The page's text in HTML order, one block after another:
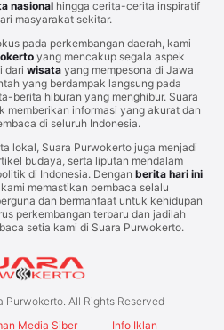
nasionalhingga cerita-cerita inspiratif
masyarakat sekitar.
pada perkembangan daerah, kami
yang mencakup segala aspek
dari wisata yang mempesona di Jawa
yang berdampak langsung pada
berita hiburan yang menghibur. Suara
memberikan informasi yang akurat dan
di seluruh Indonesia.
lokal, Suara Purwokerto juga menjadi
budaya, serta liputan mendalam
di Indonesia. Dengan berita hari ini
memastikan pembaca selalu
dan bermanfaat untuk kehidupan
perkembangan terbaru dan jadilah
setia kami di Suara Purwokerto.
Purwokerto. All Rights Reserved
Media Siber Info Iklan